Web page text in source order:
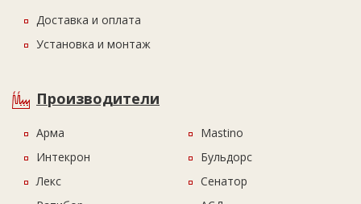
Доставка и оплата
Установка и монтаж
Производители
Арма
Интекрон
Лекс
Mastino
Бульдорс
Сенатор